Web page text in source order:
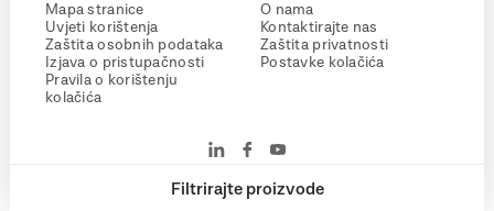
Filtrirajte proizvode
Mapa stranice
Uvjeti korištenja
Zaštita osobnih podataka
Izjava o pristupačnosti
Pravila o korištenju
kolačića
O nama
Kontaktirajte nas
Zaštita privatnosti
Postavke kolačića